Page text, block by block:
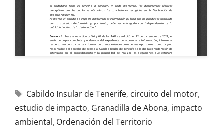
Cabildo Insular de Tenerife, circuito del motor,
estudio de impacto, Granadilla de Abona, impacto
ambiental, Ordenación del Territorio